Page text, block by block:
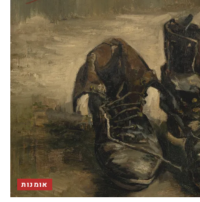
אומנות